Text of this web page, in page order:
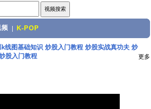
K-POP
k线图基础知识 炒股入门教程 炒股实战真功夫 炒
股入门教程
更多